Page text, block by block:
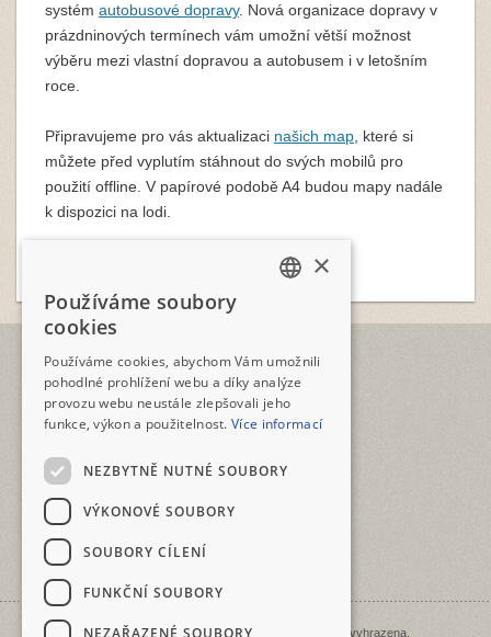
systém autobusové dopravy. Nová organizace dopravy v
prázdninových termínech vám umožní větší možnost
výběru mezi vlastní dopravou a autobusem i v letošním
roce.
Připravujeme pro vás aktualizaci našich map , které si
můžete před vyplutím stáhnout do svých mobilů pro
použití offline. V papírové podobě A4 budou mapy nadále
k dispozici na lodi.
TELEFON
+420 2573 12345
E-MAIL
Šeříková 10
ČESKO • CZECHIA • ČEŠKA
Copyright © 1998 - 2026 Geotour. Všechna práva vyhrazena.
×
Používáme soubory
cookies
Používáme cookies, abychom Vám umožnili
pohodlné prohlížení webu a díky analýze
provozu webu neustále zlepšovali jeho
funkce, výkon a použitelnost.Více informací
NEZBYTNĚ NUTNÉ SOUBORY
VÝKONOVÉ SOUBORY
SOUBORY CÍLENÍ
FUNKČNÍ SOUBORY
NEZAŘAZENÉ SOUBORY